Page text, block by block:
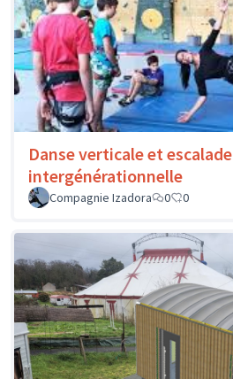
Danse verticale et escalade
intergénérationnelle
Compagnie Izadora
0 0